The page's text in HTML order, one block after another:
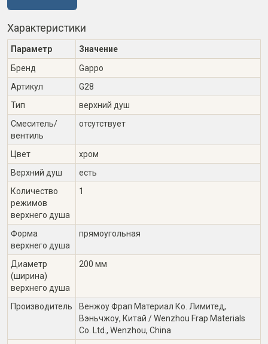
Характеристики
Параметр
Значение
Бренд
Gappo
Артикул
G28
Тип
верхний душ
Смеситель/
вентиль
отсутствует
Цвет
хром
Верхний душ
есть
Количество
режимов
верхнего душа
1
Форма
верхнего душа
прямоугольная
Диаметр
(ширина)
верхнего душа
200 мм
Производитель
Венжоу Фрап Материал Ко. Лимитед,
Вэньчжоу, Китай / Wenzhou Frap Materials
Co. Ltd., Wenzhou, China